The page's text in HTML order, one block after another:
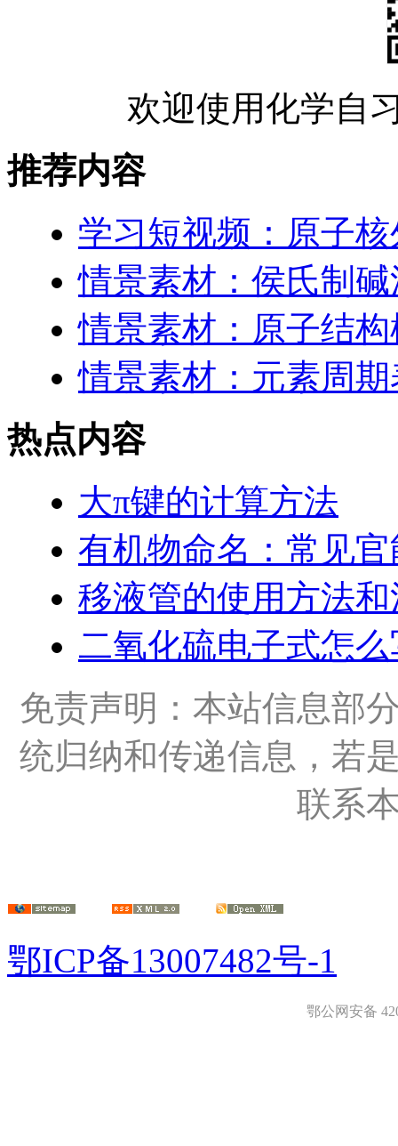
欢迎使用化学自
推荐内容
学习短视频：原子
情景素材：侯氏制
情景素材：原子结
情景素材：元素周
热点内容
大π键的计算方法
有机物命名：常见
移液管的使用方法
二氧化硫电子式怎
免责声明：本站信息部
统归纳和传递信息，若
联系
鄂ICP备13007482号-1
鄂公网安备